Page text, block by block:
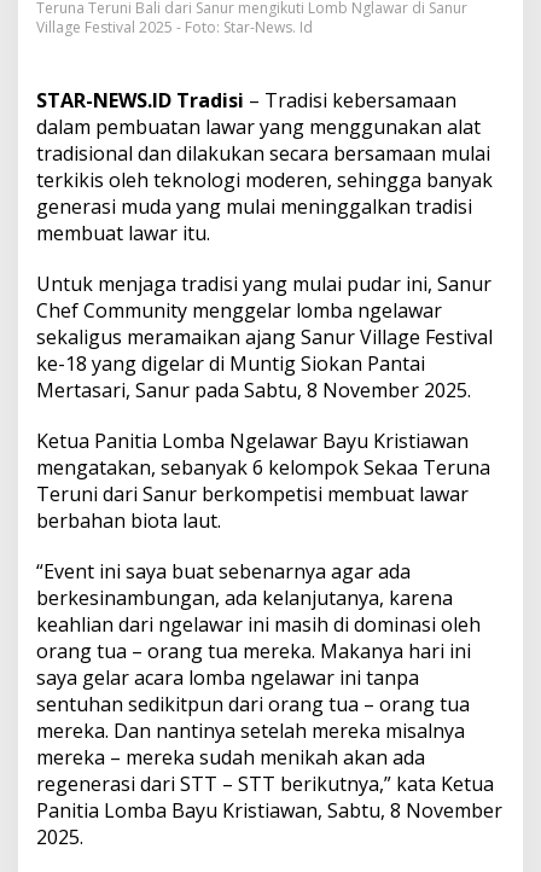
U
p
a
L
e
s
t
a
r
i
a
n
T
r
a
d
s
i
T
u
r
n
T
e
m
u
r
u
n
a
n
g
Teruna Teruni Bali dari Sanur mengikuti Lomb Nglawar di Sanur
Village Festival 2025 - Foto: Star-News. Id
STAR-NEWS.ID Tradisi – Tradisi kebersamaan
dalam pembuatan lawar yang menggunakan alat
tradisional dan dilakukan secara bersamaan mulai
terkikis oleh teknologi moderen, sehingga banyak
generasi muda yang mulai meninggalkan tradisi
membuat lawar itu.
Untuk menjaga tradisi yang mulai pudar ini, Sanur
Chef Community menggelar lomba ngelawar
sekaligus meramaikan ajang Sanur Village Festival
ke-18 yang digelar di Muntig Siokan Pantai
Mertasari, Sanur pada Sabtu, 8 November 2025.
Ketua Panitia Lomba Ngelawar Bayu Kristiawan
mengatakan, sebanyak 6 kelompok Sekaa Teruna
Teruni dari Sanur berkompetisi membuat lawar
berbahan biota laut.
“Event ini saya buat sebenarnya agar ada
berkesinambungan, ada kelanjutanya, karena
keahlian dari ngelawar ini masih di dominasi oleh
orang tua – orang tua mereka. Makanya hari ini
saya gelar acara lomba ngelawar ini tanpa
sentuhan sedikitpun dari orang tua – orang tua
mereka. Dan nantinya setelah mereka misalnya
mereka – mereka sudah menikah akan ada
regenerasi dari STT – STT berikutnya,” kata Ketua
Panitia Lomba Bayu Kristiawan, Sabtu, 8 November
2025.